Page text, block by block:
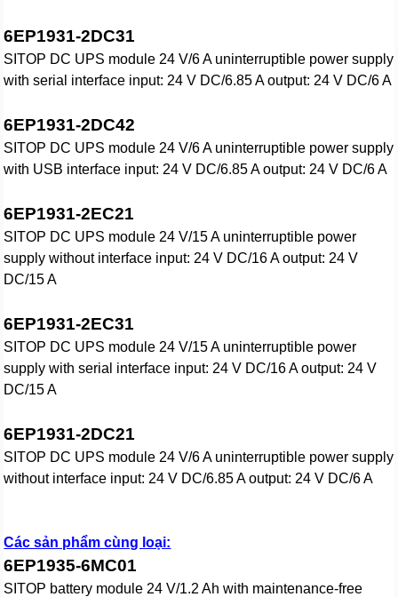
6EP1931-2DC31
SITOP DC UPS module 24 V/6 A uninterruptible power supply
with serial interface input: 24 V DC/6.85 A output: 24 V DC/6 A
6EP1931-2DC42
SITOP DC UPS module 24 V/6 A uninterruptible power supply
with USB interface input: 24 V DC/6.85 A output: 24 V DC/6 A
6EP1931-2EC21
SITOP DC UPS module 24 V/15 A uninterruptible power
supply without interface input: 24 V DC/16 A output: 24 V
DC/15 A
6EP1931-2EC31
SITOP DC UPS module 24 V/15 A uninterruptible power
supply with serial interface input: 24 V DC/16 A output: 24 V
DC/15 A
6EP1931-2DC21
SITOP DC UPS module 24 V/6 A uninterruptible power supply
without interface input: 24 V DC/6.85 A output: 24 V DC/6 A
Các sản phẩm cùng loại:
6EP1935-6MC01
SITOP battery module 24 V/1.2 Ah with maintenance-free